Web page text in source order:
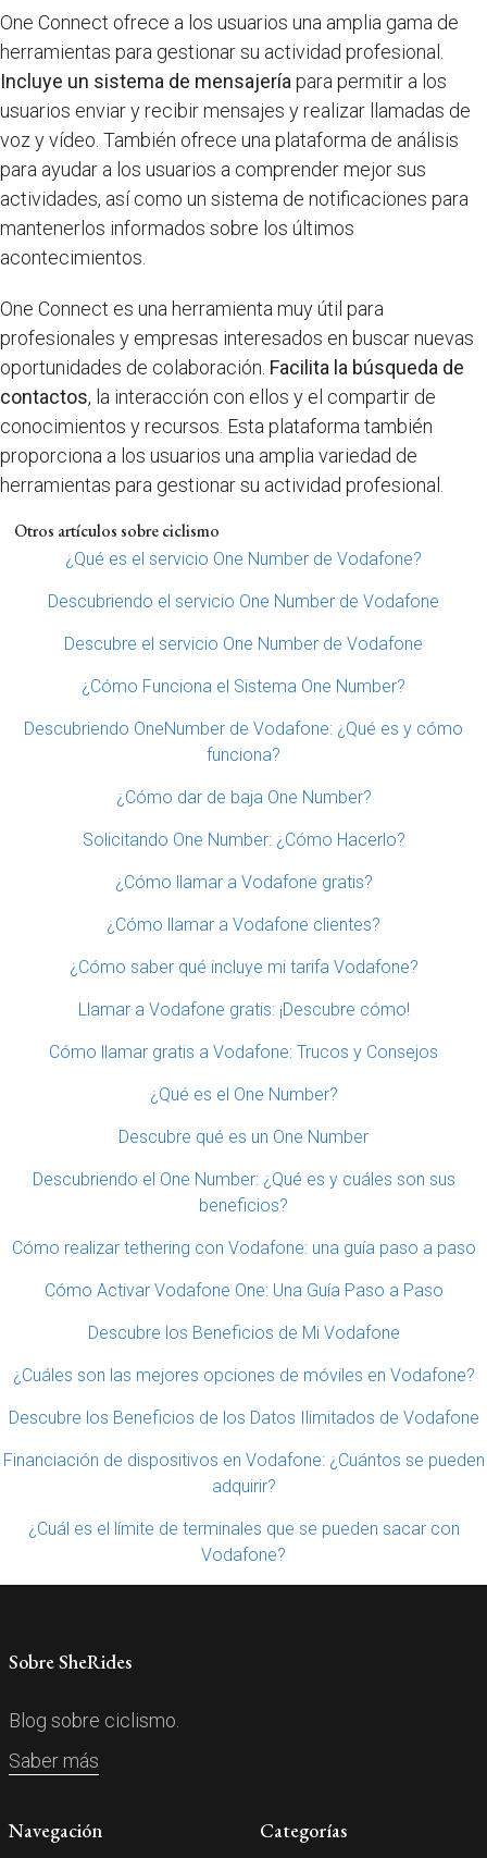
One Connect ofrece a los usuarios una amplia gama de
herramientas para gestionar su actividad profesional.
Incluye un sistema de mensajería para permitir a los
usuarios enviar y recibir mensajes y realizar llamadas de
voz y vídeo. También ofrece una plataforma de análisis
para ayudar a los usuarios a comprender mejor sus
actividades, así como un sistema de notificaciones para
mantenerlos informados sobre los últimos
acontecimientos.
One Connect es una herramienta muy útil para
profesionales y empresas interesados en buscar nuevas
oportunidades de colaboración. Facilita la búsqueda de
contactos, la interacción con ellos y el compartir de
conocimientos y recursos. Esta plataforma también
proporciona a los usuarios una amplia variedad de
herramientas para gestionar su actividad profesional.
Otros artículos sobre ciclismo
¿Qué es el servicio One Number de Vodafone?
Descubriendo el servicio One Number de Vodafone
Descubre el servicio One Number de Vodafone
¿Cómo Funciona el Sistema One Number?
Descubriendo OneNumber de Vodafone: ¿Qué es y cómo
funciona?
¿Cómo dar de baja One Number?
Solicitando One Number: ¿Cómo Hacerlo?
¿Cómo llamar a Vodafone gratis?
¿Cómo llamar a Vodafone clientes?
¿Cómo saber qué incluye mi tarifa Vodafone?
Llamar a Vodafone gratis: ¡Descubre cómo!
Cómo llamar gratis a Vodafone: Trucos y Consejos
¿Qué es el One Number?
Descubre qué es un One Number
Descubriendo el One Number: ¿Qué es y cuáles son sus
beneficios?
Cómo realizar tethering con Vodafone: una guía paso a paso
Cómo Activar Vodafone One: Una Guía Paso a Paso
Descubre los Beneficios de Mi Vodafone
¿Cuáles son las mejores opciones de móviles en Vodafone?
Descubre los Beneficios de los Datos Ilimitados de Vodafone
Financiación de dispositivos en Vodafone: ¿Cuántos se pueden
adquirir?
¿Cuál es el límite de terminales que se pueden sacar con
Vodafone?
Sobre SheRides
Blog sobre ciclismo.
Saber más
Navegación Categorías